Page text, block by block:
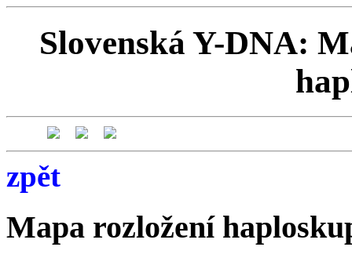
Slovenská Y-DNA:
zpět
Mapa rozložení